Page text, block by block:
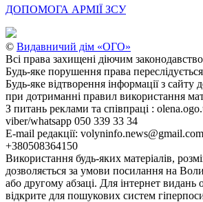
ДОПОМОГА АРМІЇ ЗСУ
© Видавничий дім «ОГО»
Всі права захищені діючим
Будь-яке порушення права
Будь-яке відтворення інформації з сайту
при дотриманні правил використання
З питань реклами та співпраці :
viber/whatsapp 050 339 33 34
E-mail редакції:
+380508364150
Використання будь-яких матеріалів,
дозволяється за умови посилання на
або другому абзаці. Для інтернет видань
відкрите для пошукових систем